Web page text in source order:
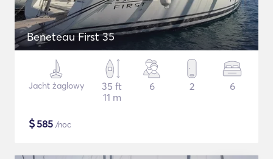
Beneteau First 35
Jacht żaglowy
35 ft
11 m
6 2 6
$585 /noc